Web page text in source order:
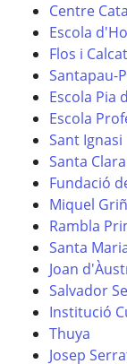
Centre
Escola
Flos i Calcat
Santapau-
Escola Pia
Escola
Sant Ignasi
Santa Clara
Fundació
Miquel
Rambla
Santa
Joan
Salvador
Institució
Thuya
Josep